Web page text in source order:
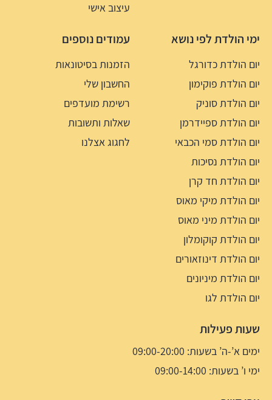
עיצוב אישי
ימי הולדת לפי נושא
יום הולדת כדורגל
יום הולדת פוקימון
יום הולדת סוניק
יום הולדת ספיידרמן
יום הולדת סמי הכבאי
יום הולדת נסיכות
יום הולדת חד קרן
יום הולדת מיקי מאוס
יום הולדת מיני מאוס
יום הולדת קוקומלון
יום הולדת דינוזאורים
יום הולדת מיניונים
יום הולדת לגו
עמודים נוספים
הזמנות בסיטונאות
החשבון שלי
רשימת מועדפים
שאלות ותשובות
לחגוג אצלנו
שעות פעילות
ימים א’-ה’ בשעות: 09:00-20:00
ימי ו’ בשעות: 09:00-14:00